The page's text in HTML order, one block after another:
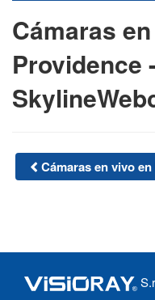
Cámaras
Providence -
Cámaras en vivo